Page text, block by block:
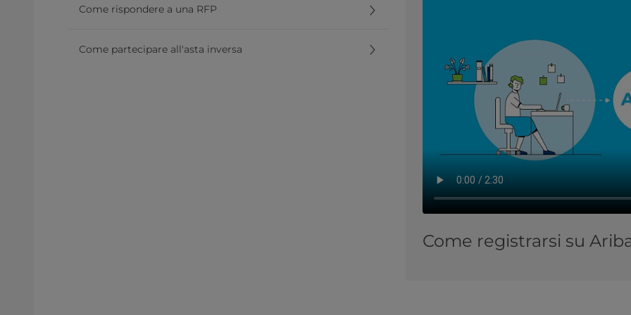
Come rispondere a una RFP
Come partecipare all'asta inversa
Come registrarsi su